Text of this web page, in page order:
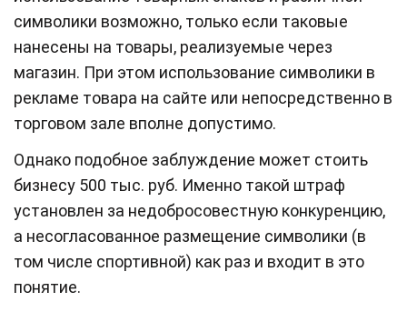
символики возможно, только если таковые
нанесены на товары, реализуемые через
магазин. При этом использование символики в
рекламе товара на сайте или непосредственно в
торговом зале вполне допустимо.
Однако подобное заблуждение может стоить
бизнесу 500 тыс. руб. Именно такой штраф
установлен за недобросовестную конкуренцию,
а несогласованное размещение символики (в
том числе спортивной) как раз и входит в это
понятие.